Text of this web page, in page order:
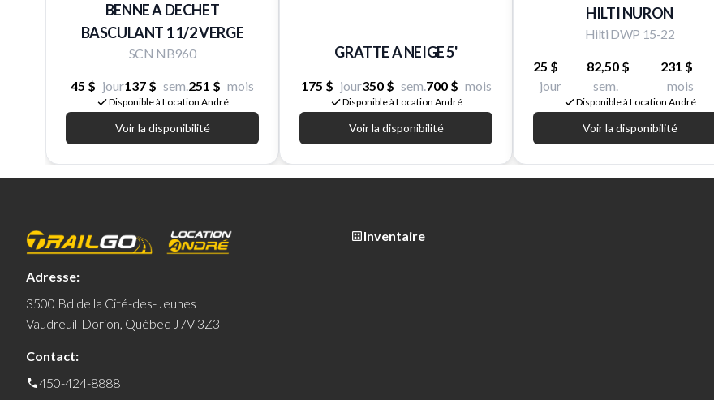
BENNE A DECHET
BASCULANT 1 1/2 VERGE
SCN NB960
45 $ jour137 $ sem.251 $ mois
Disponible à Location André
Voir la disponibilité
GRATTE A NEIGE 5'
175 $ jour350 $ sem.700 $ mois
Disponible à Location André
Voir la disponibilité
HILTI NURON
Hilti DWP 15-22
25 $
jour
82,50 $
sem.
231 $
mois
Disponible à Location André
Voir la disponibilité
Adresse:
3500 Bd de la Cité-des-Jeunes
Vaudreuil-Dorion, Québec J7V 3Z3
Contact:
450-424-8888
Inventaire